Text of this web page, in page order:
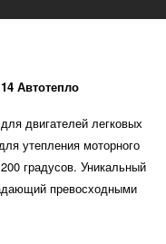
Автотепло
двигателей легковых
утепления моторного
градусов. Уникальный
превосходными